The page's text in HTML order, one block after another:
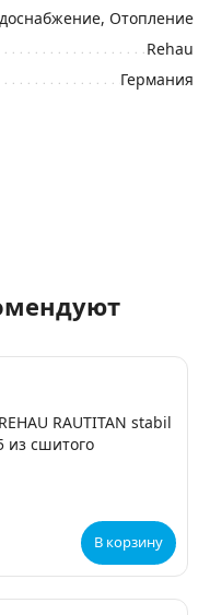
Отопление
Rehau
Германия
RAUTITAN stabil
из сшитого
В корзину